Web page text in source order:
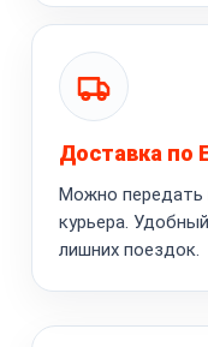
Доставка по
Можно передать
курьера.
лишних поездок.